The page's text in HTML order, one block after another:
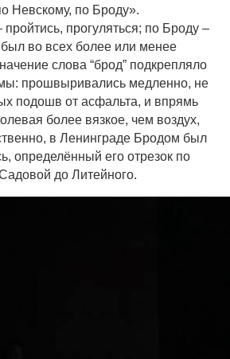
Невскому, по Броду».
прогуляться; по Броду –
во всех более или менее
слова “брод” подкрепляло
прошвыривались медленно, не
подошв от асфальта, и впрямь
более вязкое, чем воздух,
в Ленинграде Бродом был
определённый его отрезок по
до Литейного.